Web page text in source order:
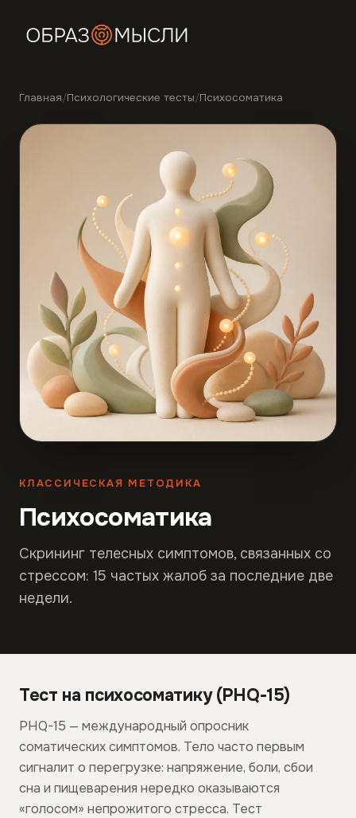
Главная/Психологические тесты/Психосоматика
КЛАССИЧЕСКАЯ МЕТОДИКА
Психосоматика
Скрининг телесных симптомов, связанных со
стрессом: 15 частых жалоб за последние две
недели.
Тест на психосоматику (PHQ-15)
PHQ-15 — международный опросник
соматических симптомов. Тело часто первым
сигналит о перегрузке: напряжение, боли, сбои
сна и пищеварения нередко оказываются
«голосом» непрожитого стресса. Тест